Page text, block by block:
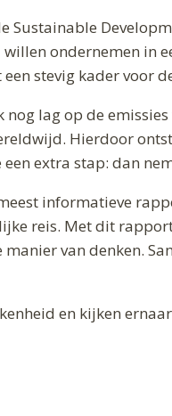
Sustainable
ondernemen in
stevig kader voor
lag op de
Hierdoor
extra stap: dan
informatieve
reis. Met dit
van denken.
en kijken